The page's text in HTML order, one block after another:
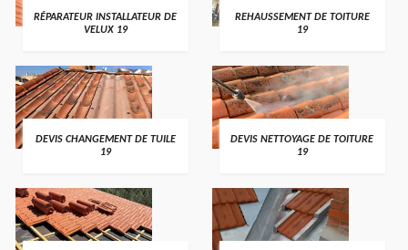
RÉPARATEUR INSTALLATEUR DE
VELUX 19
REHAUSSEMENT DE TOITURE
19
DEVIS CHANGEMENT DE TUILE
19
DEVIS NETTOYAGE DE TOITURE
19